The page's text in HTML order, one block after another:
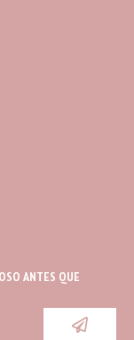
ANTES QUE